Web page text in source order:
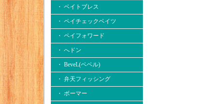
・ ベイトブレス
・ ペイチェックベイツ
・ ペイフォワード
・ へドン
・ BeveL(ベベル)
・ 弁天フィッシング
・ ボーマー